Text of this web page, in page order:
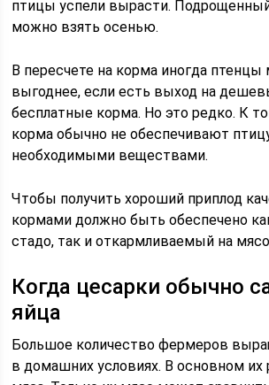
птицы успели вырасти.
можно взять осенью.
В пересчете на корма иногда
выгоднее, если есть выход на
бесплатные корма. Но это редко. К
корма обычно не обеспечивают
необходимыми веществами.
Чтобы получить хороший приплод
кормами должно быть обеспечено
стадо, так и откармливаемый на
Когда цесарки обычно
яйца
Большое количество фермеров
в домашних условиях. В основном их